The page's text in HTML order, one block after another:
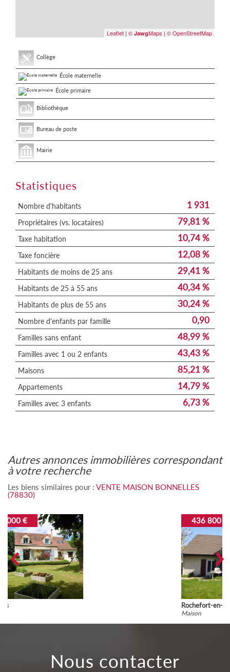
Leaflet | © JawgMaps | © OpenStreetMap
Collège
École maternelle
École primaire
Bibliothèque
Bureau de poste
Mairie
Statistiques
Nombre d'habitants 1 931
Propriétaires (vs. locataires) 79,81 %
Taxe habitation 10,74 %
Taxe foncière 12,08 %
Habitants de moins de 25 ans 29,41 %
Habitants de 25 à 55 ans 40,34 %
Habitants de plus de 55 ans 30,24 %
Nombre d'enfants par famille 0,90
Familles sans enfant 48,99 %
Familles avec 1 ou 2 enfants 43,43 %
Maisons 85,21 %
Appartements 14,79 %
Familles avec 3 enfants 6,73 %
autres annonces immobilières correspondant
à votre recherche
Les biens similaires pour : VENTE MAISON BONNELLES
(78830)
436 800 €
nous contacter